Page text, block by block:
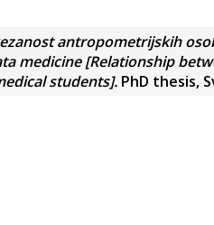
antropometrijskih
medicine [Relationship
students]. PhD thesis,